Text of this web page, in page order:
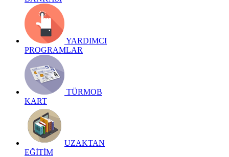
YARDIMCI
PROGRAMLAR
TÜRMOB
KART
UZAKTAN
EĞİTİM